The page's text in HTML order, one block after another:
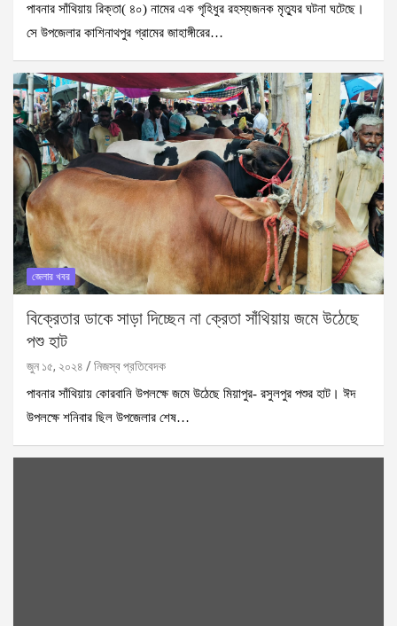
পাবনার সাঁথিয়ায় রিক্তা( ৪০) নামের এক গৃহিধুর রহস্যজনক মৃত্যুর ঘটনা ঘটেছে।
সে উপজেলার কাশিনাথপুর গ্রামের জাহাঙ্গীরের…
জেলার খবর
বিক্রেতার ডাকে সাড়া দিচ্ছেন না ক্রেতা সাঁথিয়ায় জমে উঠেছে
পশু হাট
জুন ১৫, ২০২৪
নিজস্ব প্রতিবেদক
পাবনার সাঁথিয়ায় কোরবানি উপলক্ষে জমে উঠেছে মিয়াপুর- রসুলপুর পশুর হাট। ঈদ
উপলক্ষে শনিবার ছিল উপজেলার শেষ…